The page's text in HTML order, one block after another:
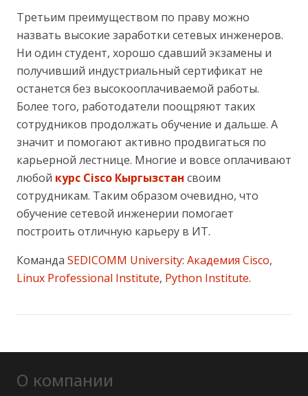
Третьим преимуществом по праву можно
назвать высокие заработки сетевых инженеров.
Ни один студент, хорошо сдавший экзамены и
получивший индустриальный сертификат не
останется без высокооплачиваемой работы.
Более того, работодатели поощряют таких
сотрудников продолжать обучение и дальше. А
значит и помогают активно продвигаться по
карьерной лестнице. Многие и вовсе оплачивают
любой курс Cisco Кыргызстан своим
сотрудникам. Таким образом очевидно, что
обучение сетевой инженерии помогает
построить отличную карьеру в ИТ.
Команда SEDICOMM University: Академия Cisco,
Linux Professional Institute, Python Institute.
О компании